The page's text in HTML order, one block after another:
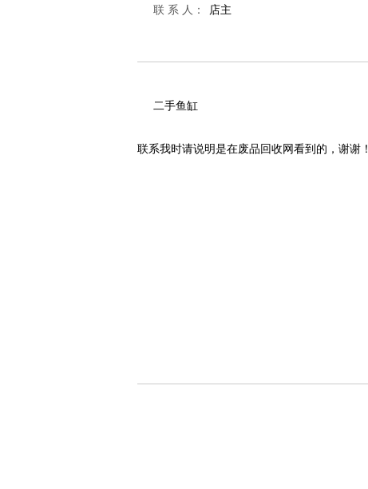
联 系 人： 店主
二手鱼缸
联系我时请说明是在废品回收网看到的，谢谢！